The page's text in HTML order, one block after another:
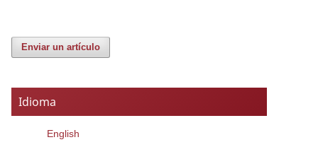
Enviar un artículo
Idioma
English